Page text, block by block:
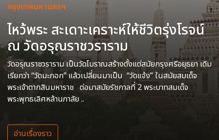
กรุงเทพมหานครฯ
ไหว้พระ สะเดาะเคราะห์ให้ชีวิตรุ่งโรจน์
ณ วัดอรุณราชวราราม
วัดอรุณราชวราราม เป็นวัดโบราณสร้างตั้งแต่สมัยกรุงศรีอยุธยา เดิม
เรียกว่า “วัดมะกอก” แล้วเปลี่ยนมาเป็น “วัดแจ้ง” ในสมัยสมเด็จ
พระเจ้าตากสินมหาราช ต่อมาสมัยรัชกาลที่ 2 พระบาทสมเด็จ
พระพุทธเลิศหล้านภาลัย ..
อ่านเรื่องราว